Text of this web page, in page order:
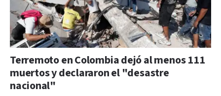
Terremoto en Colombia dejó al menos 111
muertos y declararon el "desastre
nacional"